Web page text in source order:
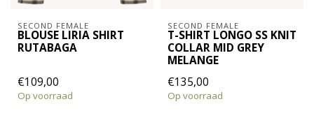
SECOND FEMALE
BLOUSE LIRIA SHIRT
RUTABAGA
€109,00
Op voorraad
SECOND FEMALE
T-SHIRT LONGO SS KNIT
COLLAR MID GREY
MELANGE
€135,00
Op voorraad